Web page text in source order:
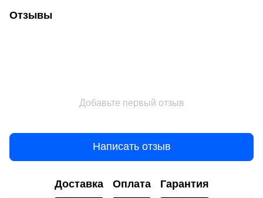
Отзывы
Добавьте первый отзыв
Написать отзыв
Доставка Оплата Гарантия